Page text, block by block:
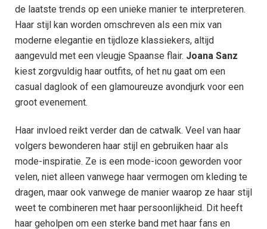
de laatste trends op een unieke manier te interpreteren.
Haar stijl kan worden omschreven als een mix van
moderne elegantie en tijdloze klassiekers, altijd
aangevuld met een vleugje Spaanse flair. Joana Sanz
kiest zorgvuldig haar outfits, of het nu gaat om een
casual daglook of een glamoureuze avondjurk voor een
groot evenement.
Haar invloed reikt verder dan de catwalk. Veel van haar
volgers bewonderen haar stijl en gebruiken haar als
mode-inspiratie. Ze is een mode-icoon geworden voor
velen, niet alleen vanwege haar vermogen om kleding te
dragen, maar ook vanwege de manier waarop ze haar stijl
weet te combineren met haar persoonlijkheid. Dit heeft
haar geholpen om een sterke band met haar fans en